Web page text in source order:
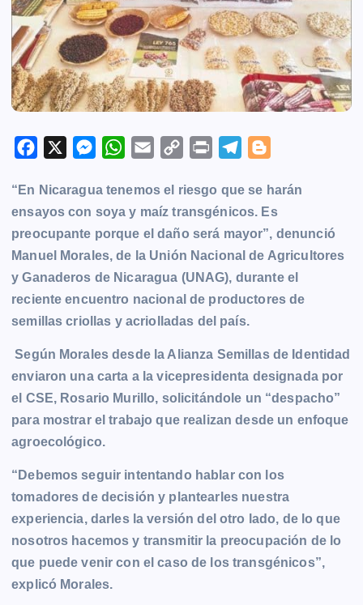
c
e
b
o
o
k
M
s
s
e
n
g
e
r
W
a
t
s
A
p
p
a
i
l
C
p
y
L
i
n
k
i
n
t
l
e
g
r
a
m
o
g
g
e
r
“En Nicaragua tenemos el riesgo que se harán
ensayos con soya y maíz transgénicos. Es
preocupante porque el daño será mayor”, denunció
Manuel Morales, de la Unión Nacional de Agricultores
y Ganaderos de Nicaragua (UNAG), durante el
reciente encuentro nacional de productores de
semillas criollas y acriolladas del país.
Según Morales desde la Alianza Semillas de Identidad
enviaron una carta a la vicepresidenta designada por
el CSE, Rosario Murillo, solicitándole un “despacho”
para mostrar el trabajo que realizan desde un enfoque
agroecológico.
“Debemos seguir intentando hablar con los
tomadores de decisión y plantearles nuestra
experiencia, darles la versión del otro lado, de lo que
nosotros hacemos y transmitir la preocupación de lo
que puede venir con el caso de los transgénicos”,
explicó Morales.